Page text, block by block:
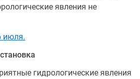
явления не
июля.
гидрологические явления